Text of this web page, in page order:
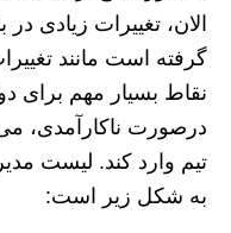
الان، تغییرات زیادی
گرفته است مانند
نقاط بسیار مهم برای
درصورت ناکارآمدی،
به شکل زیر است: